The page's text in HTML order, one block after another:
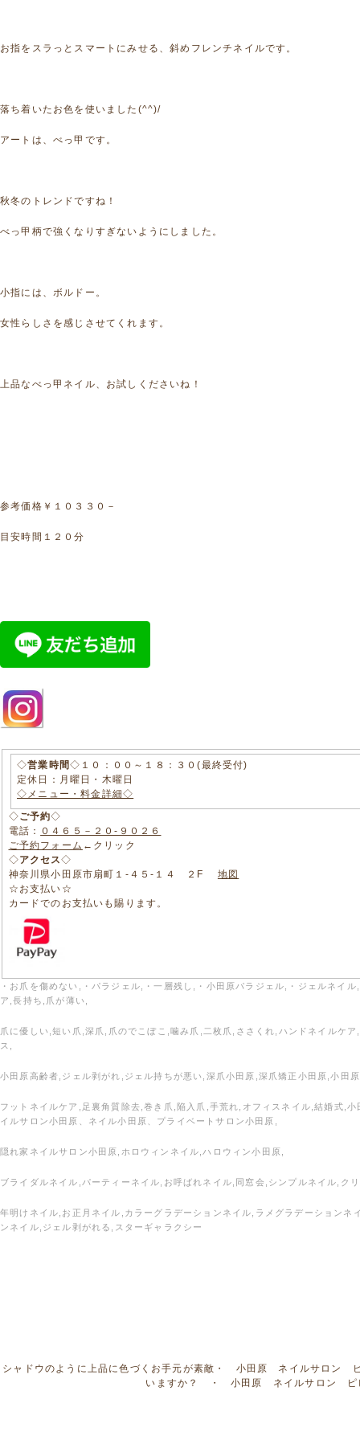
お指をスラっとスマートにみせる、斜めフレンチネイルです。
落ち着いたお色を使いました(^^)/
アートは、べっ甲です。
秋冬のトレンドですね！
べっ甲柄で強くなりすぎないようにしました。
小指には、ボルドー。
女性らしさを感じさせてくれます。
上品なべっ甲ネイル、お試しくださいね！
参考価格￥１０３３０－
目安時間１２０分
◇営業時間◇１０：００～１８：３０(最終受付)
定休日：月曜日・木曜日
◇メニュー・料金詳細◇
◇ご予約◇
電話：
０４６５－２０-９０２６
ご予約フォーム ←クリック
◇アクセス◇
神奈川県小田原市扇町１-４５-１４ ２F 地図
☆お支払い☆
カードでのお支払いも賜ります。
・お爪を傷めない,・パラジェル,・一層残し,・小田原パラジェル,・ジェルネイ
ア,長持ち,爪が薄い,
爪に優しい,短い爪,深爪,爪のでこぼこ,噛み爪,二枚爪,ささくれ,ハンドネイルケ
ス,
小田原高齢者,ジェル剥がれ,ジェル持ちが悪い,深爪小田原,深爪矯正小田原,小田
フットネイルケア,足裏角質除去,巻き爪,陥入爪,手荒れ,オフィスネイル,結婚式,
イルサロン小田原、ネイル小田原、プライベートサロン小田原,
隠れ家ネイルサロン小田原,ホロウィンネイル,ハロウィン小田原,
ブライダルネイル,パーティーネイル,お呼ばれネイル,同窓会,シンプルネイル,ク
年明けネイル,お正月ネイル,カラーグラデーションネイル,ラメグラデーションネ
ンネイル,ジェル剥がれる,スターギャラクシー
シャドウのように上品に色づくお手元が素敵・ 小田原 ネイルサロン
いますか？ ・ 小田原 ネイルサロン ピ